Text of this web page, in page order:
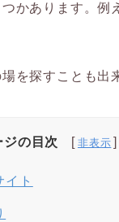
かあります。例
を探すことも出
ジの目次
ト